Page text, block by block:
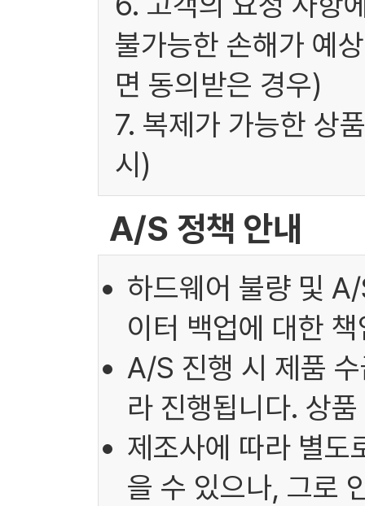
불가능한 손해가 예
면 동의받은 경우)
7. 복제가 가능한 상
시)
A/S 정책 안내
하드웨어 불량 및
이터 백업에 대한
A/S 진행 시 제품
라 진행됩니다. 상
제조사에 따라 별
을 수 있으나, 그로